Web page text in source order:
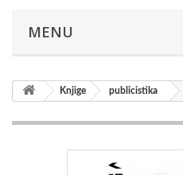
MENU
Knjige publicistika